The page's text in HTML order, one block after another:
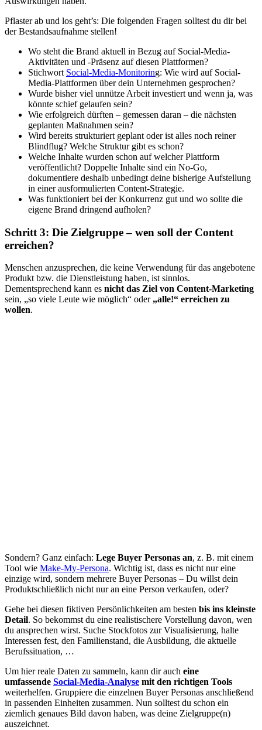
Pflaster ab und los geht’s: Die folgenden Fragen solltest du dir bei
der Bestandsaufnahme stellen!
Wo steht die Brand aktuell in Bezug auf Social-Media-
Aktivitäten und -Präsenz auf diesen Plattformen?
Stichwort Social-Media-Monitoring: Wie wird auf Social-
Media-Plattformen über dein Unternehmen gesprochen?
Wurde bisher viel unnütze Arbeit investiert und wenn ja, was
könnte schief gelaufen sein?
Wie erfolgreich dürften – gemessen daran – die nächsten
geplanten Maßnahmen sein?
Wird bereits strukturiert geplant oder ist alles noch reiner
Blindflug? Welche Struktur gibt es schon?
Welche Inhalte wurden schon auf welcher Plattform
veröffentlicht? Doppelte Inhalte sind ein No-Go,
dokumentiere deshalb unbedingt deine bisherige Aufstellung
in einer ausformulierten Content-Strategie.
Was funktioniert bei der Konkurrenz gut und wo sollte die
eigene Brand dringend aufholen?
Schritt 3: Die Zielgruppe – wen soll der Content
erreichen?
Menschen anzusprechen, die keine Verwendung für das angebotene
Produkt bzw. die Dienstleistung haben, ist sinnlos.
Dementsprechend kann es nicht das Ziel von Content-Marketing
sein, „so viele Leute wie möglich“ oder „alle!“ erreichen zu
wollen.
Sondern? Ganz einfach: Lege Buyer Personas an, z. B. mit einem
Tool wie Make-My-Persona. Wichtig ist, dass es nicht nur eine
einzige wird, sondern mehrere Buyer Personas – Du willst dein
Produktschließlich nicht nur an eine Person verkaufen, oder?
Gehe bei diesen fiktiven Persönlichkeiten am besten bis ins kleinste
Detail. So bekommst du eine realistischere Vorstellung davon, wen
du ansprechen wirst. Suche Stockfotos zur Visualisierung, halte
Interessen fest, den Familienstand, die Ausbildung, die aktuelle
Berufssituation, …
Um hier reale Daten zu sammeln, kann dir auch eine
umfassende Social-Media-Analyse mit den richtigen Tools
weiterhelfen. Gruppiere die einzelnen Buyer Personas anschließend
in passenden Einheiten zusammen. Nun solltest du schon ein
ziemlich genaues Bild davon haben, was deine Zielgruppe(n)
auszeichnet.